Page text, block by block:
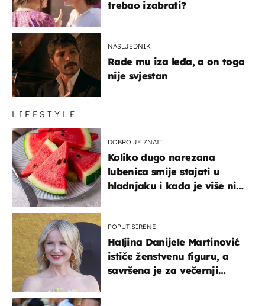
trebao izabrati?
NASLJEDNIK
Rade mu iza leđa, a on toga
nije svjestan
LIFESTYLE
DOBRO JE ZNATI
Koliko dugo narezana
lubenica smije stajati u
hladnjaku i kada je više nije
POPUT SIRENE
Haljina Danijele Martinović
ističe ženstvenu figuru, a
savršena je za večernji